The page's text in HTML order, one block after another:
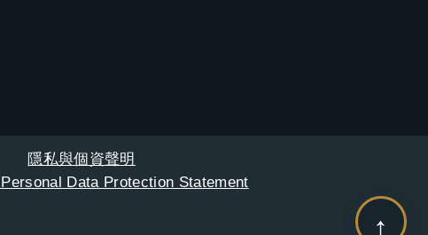
隱私與個資聲明
Data Protection Statement